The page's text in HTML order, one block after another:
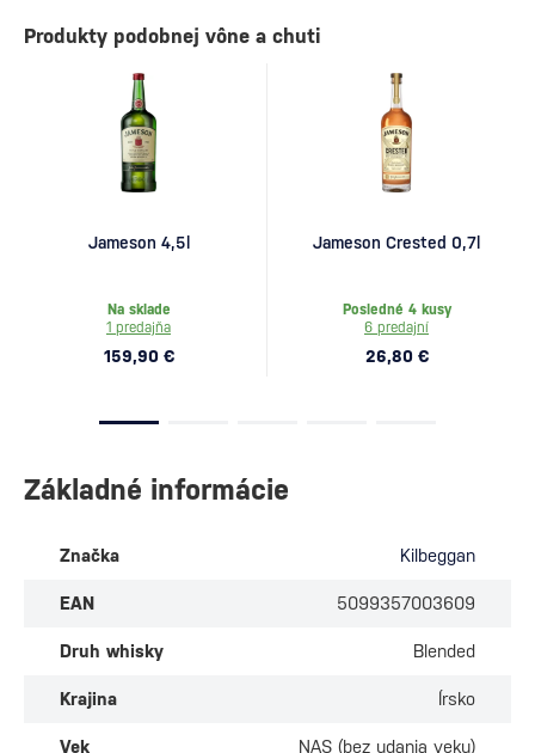
Produkty podobnej vône a chuti
Jameson 4,5l
Na sklade
1 predajňa
159,90 €
Jameson Crested 0,7l
Posledné 4 kusy
6 predajní
26,80 €
Základné informácie
Značka Kilbeggan
EAN 5099357003609
Druh whisky Blended
Krajina Írsko
Vek NAS (bez udania veku)